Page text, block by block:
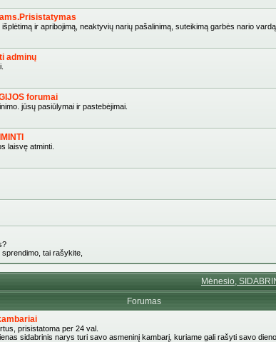
ir apribojimą, neaktyvių narių pašalinimą, suteikimą garbės nario vardą
adminų
forumai
jūsų pasiūlymai ir pastebėjimai.
laisvę atminti.
tai rašykite,
Mėnesio,
Forumas
prisistatoma per 24 val.
sidabrinis narys turi savo asmeninį kambarį, kuriame gali rašyti savo